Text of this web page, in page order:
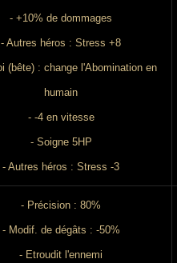
- +10% de dommages
- Autres héros : Stress +8
(bête) : change l'Abomination en
humain
- -4 en vitesse
- Soigne 5HP
- Autres héros : Stress -3
- Précision : 80%
- Modif. de dégâts : -50%
- Etroudit l'ennemi